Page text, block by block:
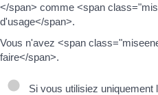
</span> comme <span
d'usage</span>.
Vous n'avez <span
faire</span>.
Si vous utilisiez uniquement